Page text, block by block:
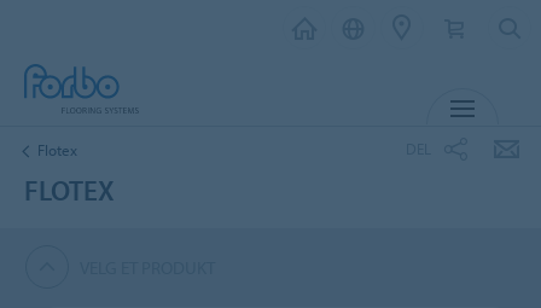
Flotex
FLOTEX